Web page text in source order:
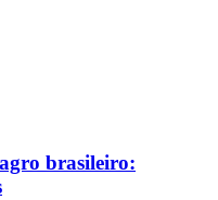
brasileiro: